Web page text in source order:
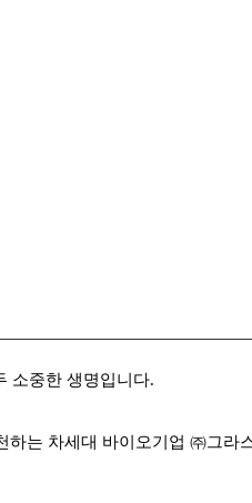
소중한 생명입니다.
하는 차세대 바이오기업 ㈜그라